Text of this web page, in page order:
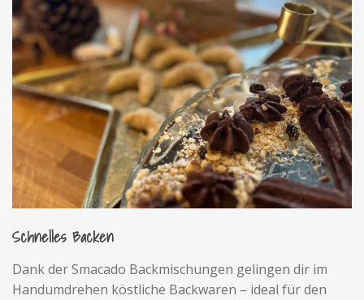
Schnelles Backen
Dank der Smacado Backmischungen gelingen dir im
Handumdrehen köstliche Backwaren – ideal für den